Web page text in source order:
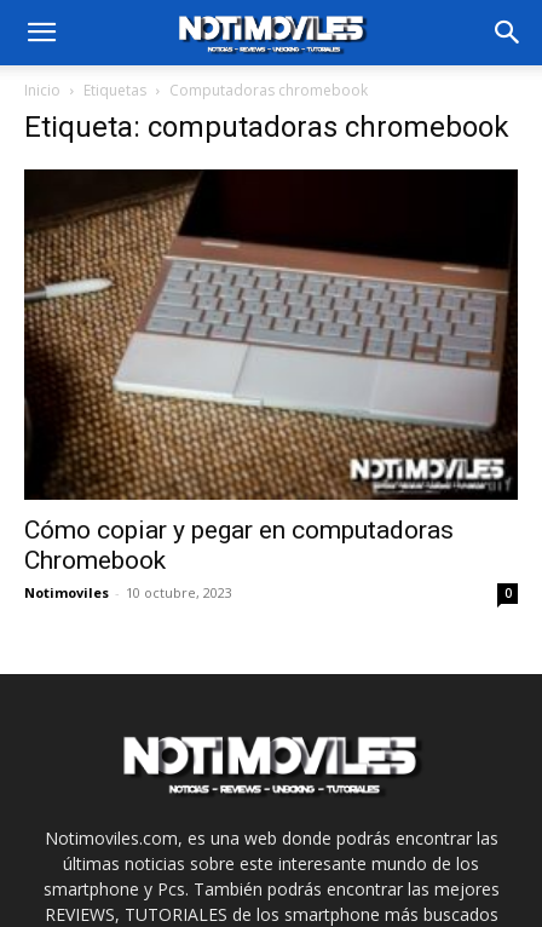
Inicio Etiquetas Computadoras chromebook
Etiqueta: computadoras chromebook
Cómo copiar y pegar en computadoras
Chromebook
Notimoviles - 10 octubre, 2023 0
Notimoviles.com, es una web donde podrás encontrar las
últimas noticias sobre este interesante mundo de los
smartphone y Pcs. También podrás encontrar las mejores
REVIEWS, TUTORIALES de los smartphone más buscados